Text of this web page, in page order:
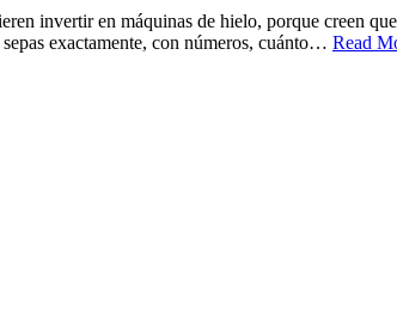
invertir en máquinas de hielo, porque creen
exactamente, con números, cuánto… Read